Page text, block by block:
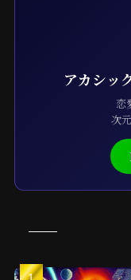
アカシッ
恋
次